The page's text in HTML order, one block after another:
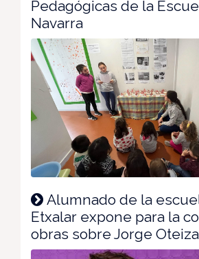
Pedagógicas de la
Navarra
Alumnado de la
Etxalar expone para la
obras sobre Jorge Oteiza